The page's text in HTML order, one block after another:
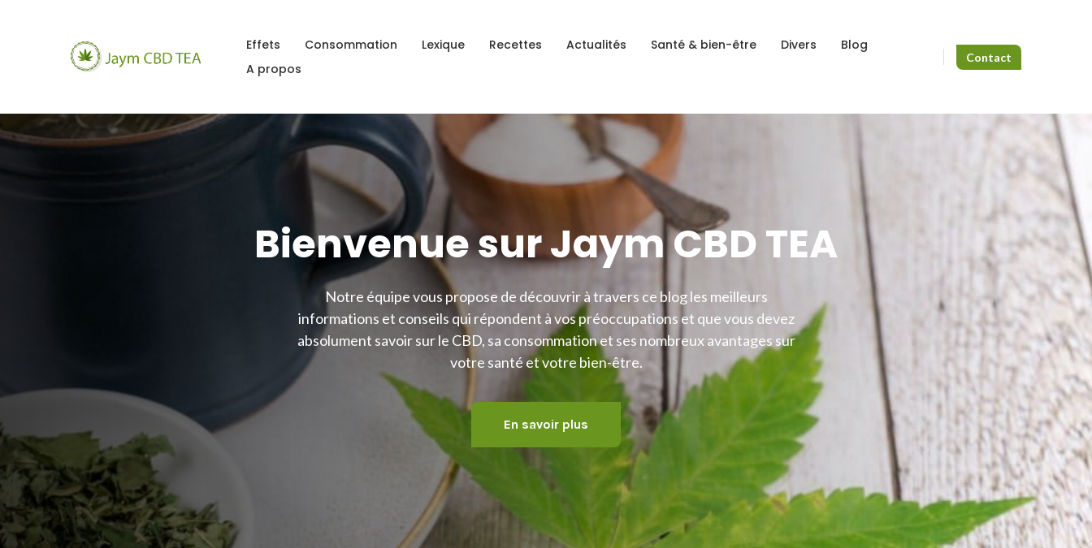
Effets Consommation Lexique Recettes Actualités Santé & bien-être Divers
Blog
A propos
Contact
Bienvenue sur Jaym CBD TEA
Notre équipe vous propose de découvrir à travers ce blog les meilleurs
informations et conseils qui répondent à vos préoccupations et que vous devez
absolument savoir sur le CBD, sa consommation et ses nombreux avantages sur
votre santé et votre bien-être.
En savoir plus